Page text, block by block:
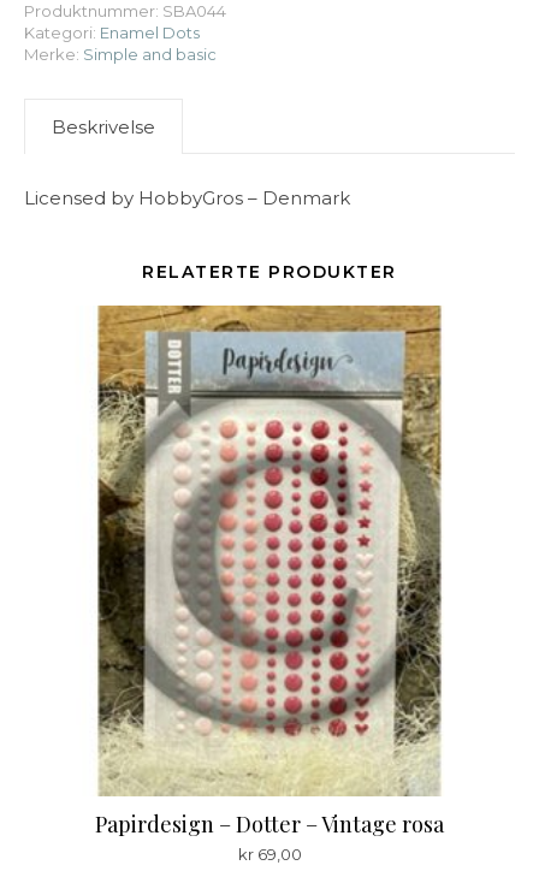
Produktnummer: SBA044
Kategori: Enamel Dots
Merke: Simple and basic
Beskrivelse
Licensed by HobbyGros – Denmark
RELATERTE PRODUKTER
Papirdesign – Dotter – Vintage rosa
kr69,00